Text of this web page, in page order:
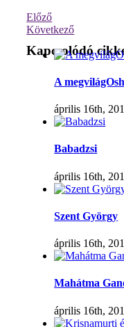
Előző
Következő
Kapcsolódó
A
április 16th,
Babadzsi
április 16th,
Szent György
április 16th,
Mahátma
április 16th,